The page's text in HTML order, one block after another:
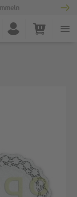
Konto Warenkorb